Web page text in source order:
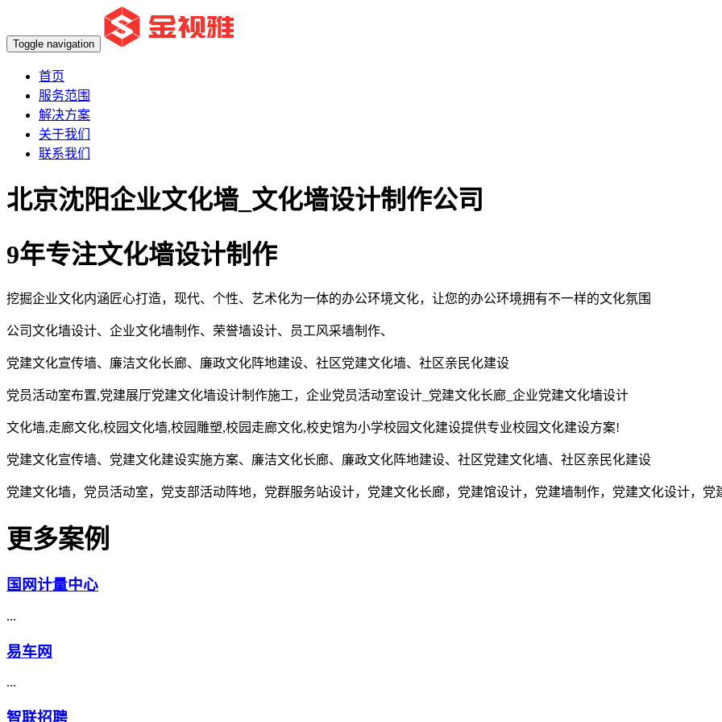
Toggle navigation
首页
服务范围
解决方案
关于我们
联系我们
北京沈阳企业文化墙_文化墙设计制作公司
9年专注文化墙设计制作
挖掘企业文化内涵匠心打造，现代、个性、艺术化为一体的办公环境文化，让您的办公环境拥有不一样的文化氛围
公司文化墙设计、企业文化墙制作、荣誉墙设计、员工风采墙制作、
党建文化宣传墙、廉洁文化长廊、廉政文化阵地建设、社区党建文化墙、社区亲民化建设
党员活动室布置,党建展厅党建文化墙设计制作施工，企业党员活动室设计_党建文化长廊_企业党建文化墙设计
文化墙,走廊文化,校园文化墙,校园雕塑,校园走廊文化,校史馆为小学校园文化建设提供专业校园文化建设方案!
党建文化宣传墙、党建文化建设实施方案、廉洁文化长廊、廉政文化阵地建设、社区党建文化墙、社区亲民化建设
党建文化墙，党员活动室，党支部活动阵地，党群服务站设计，党建文化长廊，党建馆设计，党建墙制作，党建文化设计，党
更多案例
国网计量中心
...
易车网
...
智联招聘